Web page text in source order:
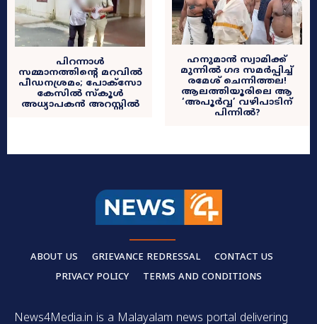
പിറന്നാൾ
സമ്മാനത്തിന്റെ മറവിൽ
പീഡനശ്രമം; പോക്സോ
കേസിൽ സ്കൂൾ
അധ്യാപകൻ അറസ്റ്റിൽ
ഹനുമാൻ സ്വാമിക്ക്
മുന്നിൽ ഗദ സമർപ്പിച്ച്
രമേശ് ചെന്നിത്തല!
ആലത്തിയൂരിലെ ആ
‘അപൂർവ്വ’ വഴിപാടിന്
പിന്നിൽ?
ABOUT US GRIEVANCE REDRESSAL
CONTACT US
PRIVACY POLICY
TERMS AND CONDITIONS
News4Media.in is a Malayalam news portal delivering